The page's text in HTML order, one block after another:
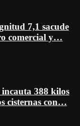
7,1 sacude
comercial y…
388 kilos
cisternas con…